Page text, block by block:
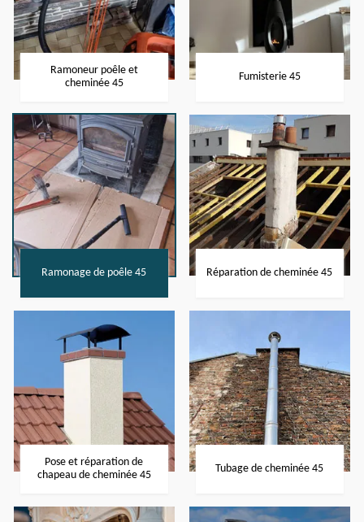
Ramoneur poêle et
cheminée 45
Fumisterie 45
Ramonage de poêle 45 Réparation de cheminée 45
Pose et réparation de
chapeau de cheminée 45
Tubage de cheminée 45